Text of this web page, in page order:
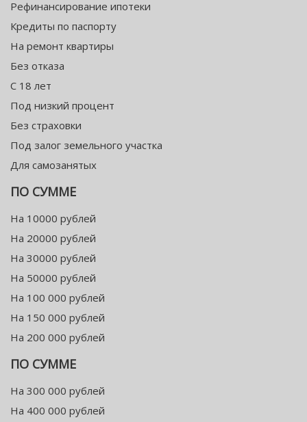
Рефинансирование ипотеки
Кредиты по паспорту
На ремонт квартиры
Без отказа
С 18 лет
Под низкий процент
Без страховки
Под залог земельного участка
Для самозанятых
ПО СУММЕ
На 10000 рублей
На 20000 рублей
На 30000 рублей
На 50000 рублей
На 100 000 рублей
На 150 000 рублей
На 200 000 рублей
ПО СУММЕ
На 300 000 рублей
На 400 000 рублей